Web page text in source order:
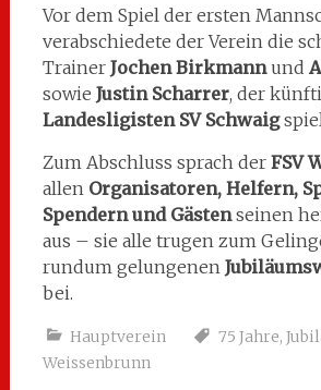
Vor dem Spiel der ersten
verabschiedete der Verein die
Trainer Jochen Birkmannund
sowie Justin Scharrer, der
Landesligisten SV Schwaig
Zum Abschluss sprach der FSV
allen Organisatoren, Helfern,
Spendern und Gästenseinen
aus – sie alle trugen zum
rundum gelungenen
bei.
Hauptverein 75 Jahre,
Weissenbrunn